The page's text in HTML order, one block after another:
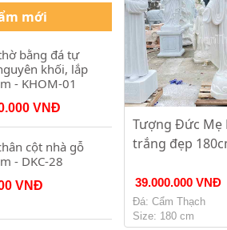
mới
bằng đá tự
khối, lắp
- KHOM-01
VNĐ
cột nhà gỗ
- DKC-28
VNĐ
Tượng Đức Mẹ
trắng đẹp
39.000.000 VNĐ
Đá: Cẩm Thạch
Size: 180 cm